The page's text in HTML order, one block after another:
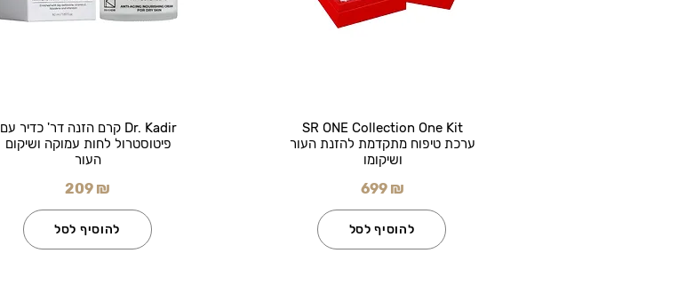
Dr. Kadir קרם הזנה דר' כדיר עם
פיטוסטרול לחות עמוקה ושיקום
העור
209 ₪
להוסיף לסל
SR ONE Collection One Kit
ערכת טיפוח מתקדמת להזנת העור
ושיקומו
699 ₪
להוסיף לסל